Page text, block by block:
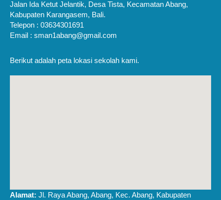
Jalan Ida Ketut Jelantik, Desa Tista, Kecamatan Abang,
Kabupaten Karangasem, Bali.
Telepon : 03634301691
Email : sman1abang@gmail.com
Berikut adalah peta lokasi sekolah kami.
Alamat: Jl. Raya Abang, Abang, Kec. Abang, Kabupaten